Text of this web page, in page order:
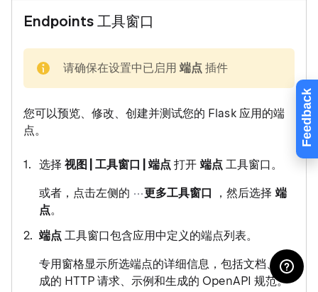
Feedback
Endpoints 工具窗口
请确保在设置中已启用端点 插件
您可以预览、修改、创建并测试您的 Flask 应用的端
点。
选择视图 | 工具窗口 | 端点 打开 端点 工具窗口。
或者，点击左侧的 更多工具窗口 ，然后选择 端
点。
端点 工具窗口包含应用中定义的端点列表。
专用窗格显示所选端点的详细信息，包括文档、生
成的 HTTP 请求、示例和生成的 OpenAPI 规范。